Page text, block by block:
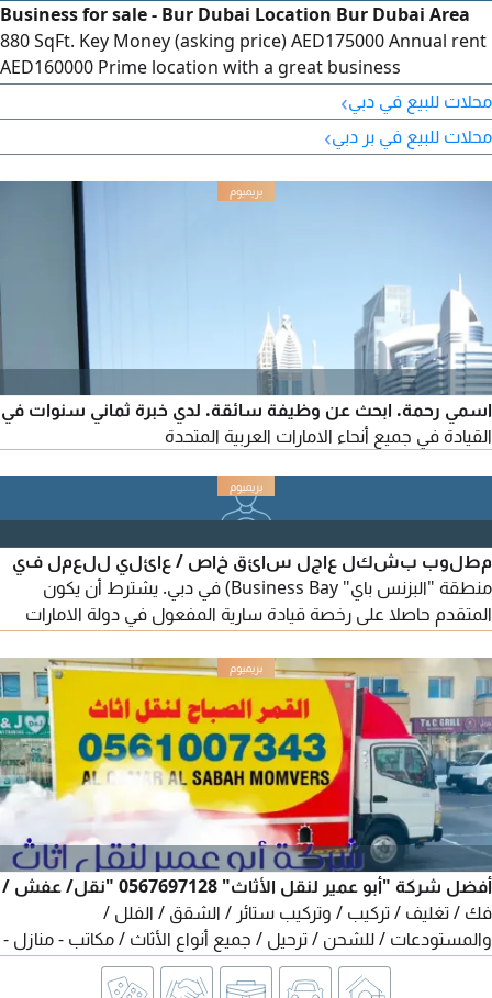
Business for sale - Bur Dubai Location Bur Dubai Area
880 SqFt. Key Money (asking price) AED175000 Annual rent
AED160000 Prime location with a great business
محلات للبيع في دبي›
محلات للبيع في بر دبي›
اسمي رحمة. ابحث عن وظيفة سائقة. لدي خبرة ثماني سنوات في
القيادة في جميع أنحاء الامارات العربية المتحدة
مطلوب بشكل عاجل سائق خاص / عائلي للعمل في
منطقة "البزنس باي" Business Bay) في دبي. يشترط أن يكون
المتقدم حاصلا على رخصة قيادة سارية المفعول في دولة الامارات
درهم اماراتي، ويشمل ذلك توفير التأشيرة والتأمين الطبي والإجازة
السنوية من قبل الشركة. الوظيفة متاحة لجميع الجنسيات يرجى
إرسال السيرة الذاتية وصورة عن رخصة القيادة للتقديم. يفضل من
أفضل شركة "أبو عمير لنقل الأثاث" 0567697128 "نقل/ عفش /
فك / تغليف / تركيب / وتركيب ستائر / الشقق / الفلل /
والمستودعات / للشحن / ترحيل / جميع أنواع الأثاث / مكاتب - منازل -
فيلا - من بيت الى بيت حول الامارات شغل مع الضمان - الأثاث يتحرك